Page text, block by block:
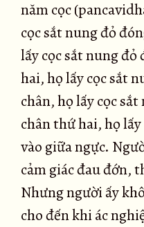
năm cọc
cọc sắt nung đỏ
lấy cọc sắt nung
hai, họ lấy cọc sắt
chân, họ lấy cọc
chân thứ hai, họ
vào giữa ngực.
cảm giác đau đớn,
Nhưng người ấy
cho đến khi ác